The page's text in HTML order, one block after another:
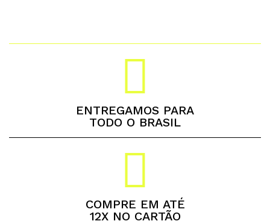
ENTREGAMOS PARA
TODO O BRASIL
COMPRE EM ATÉ
12X NO CARTÃO